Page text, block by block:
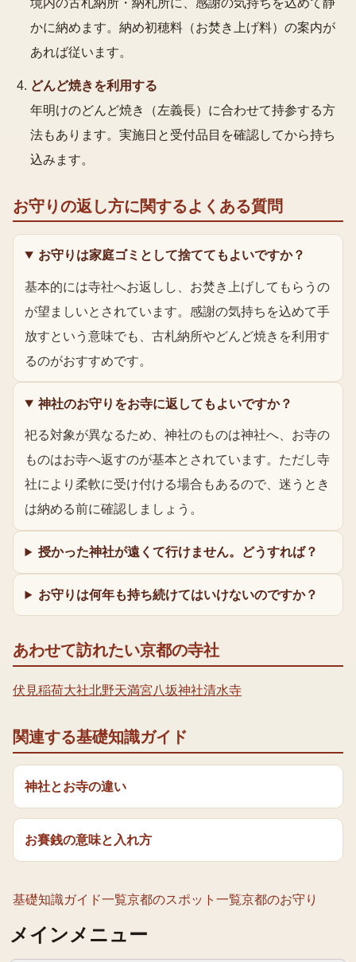
メインメニュー
かに納めます。納め初穂料（お焚き上げ料）の案内が
あれば従います。
どんど焼きを利用する
年明けのどんど焼き（左義長）に合わせて持参する方
法もあります。実施日と受付品目を確認してから持ち
込みます。
お守りの返し方に関するよくある質問
お守りは家庭ゴミとして捨ててもよいですか？
基本的には寺社へお返しし、お焚き上げしてもらうの
が望ましいとされています。感謝の気持ちを込めて手
放すという意味でも、古札納所やどんど焼きを利用す
るのがおすすめです。
神社のお守りをお寺に返してもよいですか？
祀る対象が異なるため、神社のものは神社へ、お寺の
ものはお寺へ返すのが基本とされています。ただし寺
社により柔軟に受け付ける場合もあるので、迷うとき
は納める前に確認しましょう。
授かった神社が遠くて行けません。どうすれば？
お守りは何年も持ち続けてはいけないのですか？
あわせて訪れたい京都の寺社
伏見稲荷大社北野天満宮八坂神社清水寺
関連する基礎知識ガイド
神社とお寺の違い
お賽銭の意味と入れ方
基礎知識ガイド一覧京都のスポット一覧京都のお守り